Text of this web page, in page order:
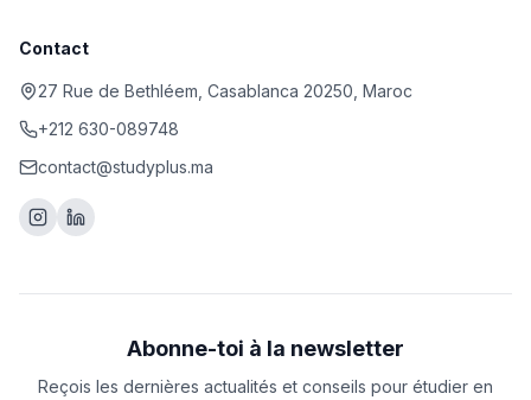
Contact
27 Rue de Bethléem, Casablanca 20250, Maroc
+212 630-089748
contact@studyplus.ma
Abonne-toi à la newsletter
Reçois les dernières actualités et conseils pour étudier en